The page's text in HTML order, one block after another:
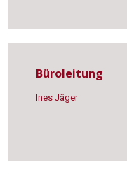
Büroleitung
Ines Jäger